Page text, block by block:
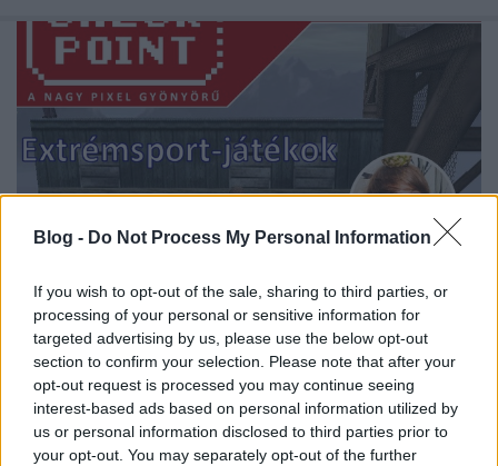
Blog - Do Not Process My Personal Information
If you wish to opt-out of the sale, sharing to third parties, or
processing of your personal or sensitive information for
targeted advertising by us, please use the below opt-out
section to confirm your selection. Please note that after your
opt-out request is processed you may continue seeing
interest-based ads based on personal information utilized by
us or personal information disclosed to third parties prior to
your opt-out. You may separately opt-out of the further
Checkpoint 4x16: Extrémsport-
játékok
Stöki •2018. június 30.